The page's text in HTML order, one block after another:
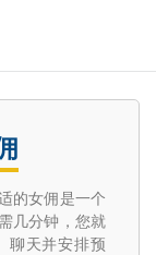
的女佣是一个
几分钟，您就
聊天并安排预